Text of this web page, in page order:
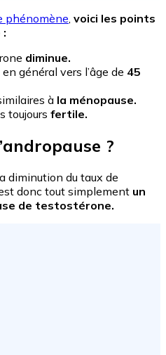
phénomène, voici les points
diminue.
général vers l’âge de 45
à la ménopause.
toujours fertile.
?
diminution du taux de
donc tout simplement un
de testostérone.